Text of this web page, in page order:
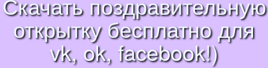
открытку бесплатно для
vk, ok, facebook!)